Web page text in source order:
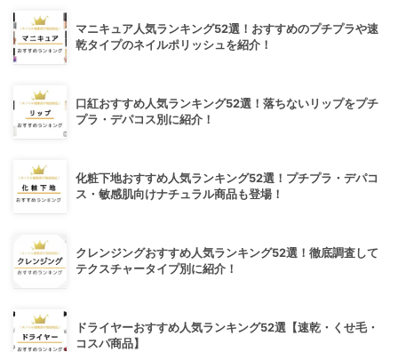
マニキュア人気ランキング52選！おすすめのプチプラや速
乾タイプのネイルポリッシュを紹介！
口紅おすすめ人気ランキング52選！落ちないリップをプチ
プラ・デパコス別に紹介！
化粧下地おすすめ人気ランキング52選！プチプラ・デパコ
ス・敏感肌向けナチュラル商品も登場！
クレンジングおすすめ人気ランキング52選！徹底調査して
テクスチャータイプ別に紹介！
ドライヤーおすすめ人気ランキング52選【速乾・くせ毛・
コスパ商品】